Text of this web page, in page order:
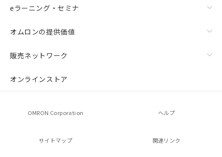
eラーニング・セミナ
オムロンの提供価値
販売ネットワーク
オンラインストア
OMRON Corporation ヘルプ
サイトマップ 関連リンク